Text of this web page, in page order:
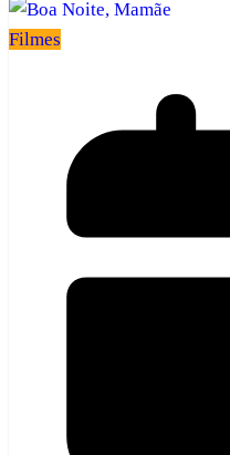
Filmes